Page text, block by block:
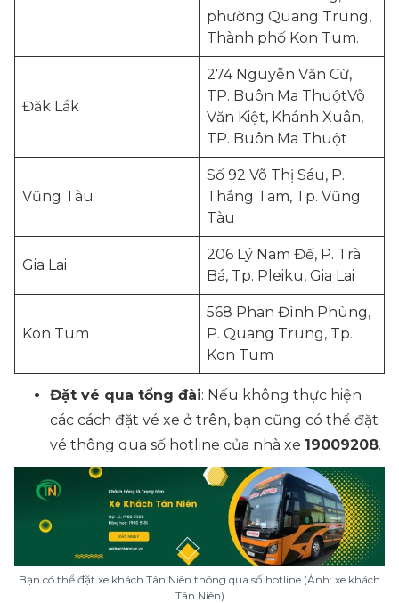
phường Quang Trung,
Thành phố Kon Tum.
Đăk Lắk
274 Nguyễn Văn Cừ,
TP. Buôn Ma ThuộtVõ
Văn Kiệt, Khánh Xuân,
TP. Buôn Ma Thuột
Vũng Tàu
Số 92 Võ Thị Sáu, P.
Thắng Tam, Tp. Vũng
Tàu
Gia Lai
206 Lý Nam Đế, P. Trà
Bá, Tp. Pleiku, Gia Lai
Kon Tum
568 Phan Đình Phùng,
P. Quang Trung, Tp.
Kon Tum
Đặt vé qua tổng đài: Nếu không thực hiện
các cách đặt vé xe ở trên, bạn cũng có thể đặt
vé thông qua số hotline của nhà xe 19009208.
Bạn có thể đặt xe khách Tân Niên thông qua số hotline (Ảnh: xe khách
Tân Niên)